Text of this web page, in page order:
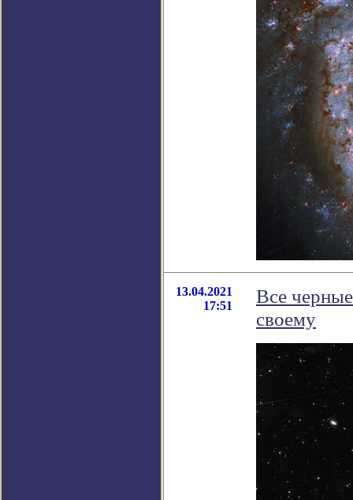
13.04.2021
17:51
Все
своему